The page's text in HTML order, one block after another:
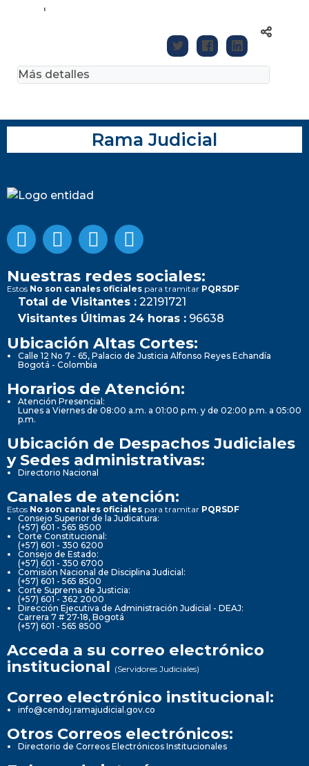
'
Más detalles
Rama Judicial
Nuestras redes sociales:
Estos No son canales oficiales para tramitar PQRSDF
Total de Visitantes : 22191721
Visitantes Últimas 24 horas : 96638
Ubicación Altas Cortes:
Calle 12 No 7 - 65, Palacio de Justicia Alfonso Reyes Echandía
Bogotá - Colombia
Horarios de Atención:
Atención Presencial:
Lunes a Viernes de 08:00 a.m. a 01:00 p.m. y de 02:00 p.m. a 05:00
p.m.
Ubicación de Despachos Judiciales
y Sedes administrativas:
Directorio Nacional
Canales de atención:
Estos No son canales oficiales para tramitar PQRSDF
Consejo Superior de la Judicatura:
(+57) 601 - 565 8500
Corte Constitucional:
(+57) 601 - 350 6200
Consejo de Estado:
(+57) 601 - 350 6700
Comisión Nacional de Disciplina Judicial:
(+57) 601 - 565 8500
Corte Suprema de Justicia:
(+57) 601 - 362 2000
Dirección Ejecutiva de Administración Judicial - DEAJ:
Carrera 7 # 27-18, Bogotá
(+57) 601 - 565 8500
Acceda a su correo electrónico
institucional (Servidores Judiciales)
Correo electrónico institucional:
info@cendoj.ramajudicial.gov.co
Otros Correos electrónicos:
Directorio de Correos Electrónicos Institucionales